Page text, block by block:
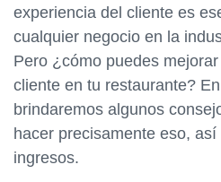
experiencia del cliente es
cualquier negocio en la
Pero ¿cómo puedes
cliente en tu restaurante?
brindaremos algunos
hacer precisamente eso,
ingresos.